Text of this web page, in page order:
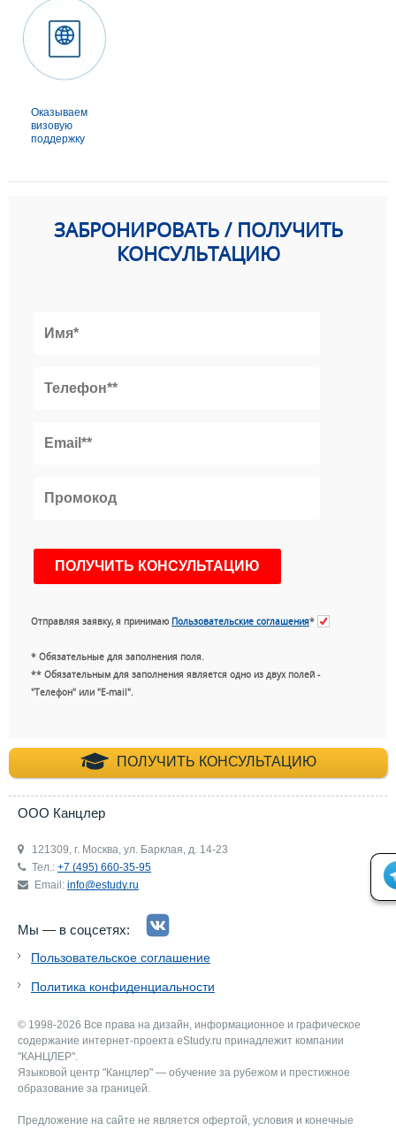
Оказываем
визовую
поддержку
ЗАБРОНИРОВАТЬ / ПОЛУЧИТЬ
КОНСУЛЬТАЦИЮ
Отправляя заявку, я принимаю Пользовательские соглашения*
* Обязательные для заполнения поля.
** Обязательным для заполнения является одно из двух полей -
"Телефон" или "E-mail".
ПОЛУЧИТЬ КОНСУЛЬТАЦИЮ
+7 (495) 660-35-
ООО Канцлер
121309, г. Москва, ул. Барклая, д. 14-23
Тел.: +7 (495) 660-35-95
Email: info@estudy.ru
Мы — в соцсетях:
Пользовательское соглашение
Политика конфиденциальности
© 1998-2026 Все права на дизайн, информационное и графическое
содержание интернет-проекта eStudy.ru принадлежит компании
"КАНЦЛЕР".
Языковой центр "Канцлер" — обучение за рубежом и престижное
образование за границей.
Предложение на сайте не является офертой, условия и конечные